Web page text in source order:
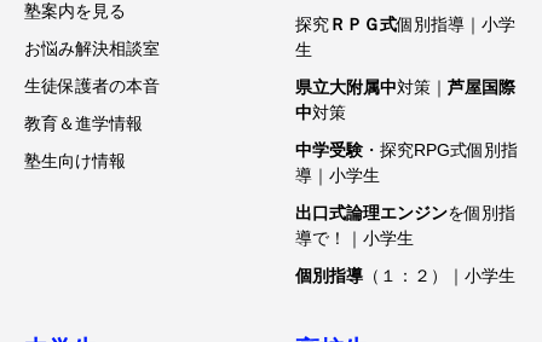
塾案内を見る
お悩み解決相談室
生徒保護者の本音
教育＆進学情報
塾生向け情報
探究ＲＰＧ式個別指導｜小学
生
県立大附属中対策｜ 芦屋国際
中対策
中学受験 ・探究RPG式個別指
導｜小学生
出口式論理エンジンを個別指
導で！｜小学生
個別指導 （１：２）｜小学生